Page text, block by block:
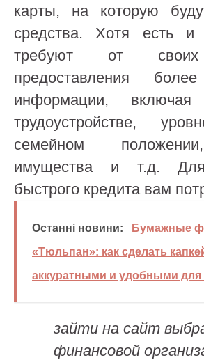
карты, на которую
средства. Хотя есть и
требуют от своих
предоставления
информации,
трудоустройстве,
семейном
имущества и т.д. Для
быстрого кредита вам
Останні новини:
Бумажные
«Тюльпан»: как сделать
аккуратными и удобными для
зайти на сайт
финансовой